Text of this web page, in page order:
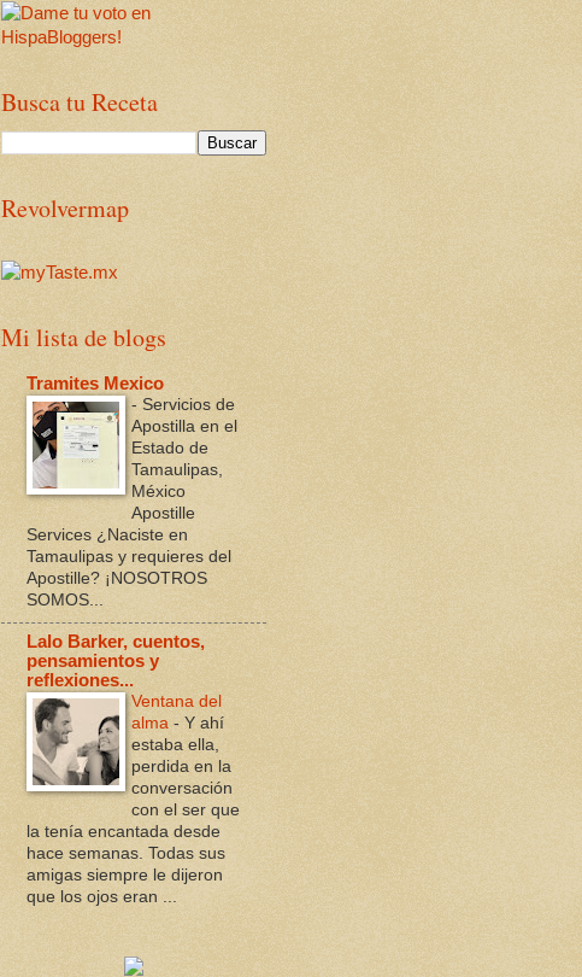
Busca tu Receta
Revolvermap
Mi lista de blogs
Tramites Mexico
- Servicios de
Apostilla en el
Estado de
Tamaulipas,
México
Apostille
Services ¿Naciste en
Tamaulipas y requieres del
Apostille? ¡NOSOTROS
SOMOS...
Lalo Barker, cuentos,
pensamientos y
reflexiones...
Ventana del
alma - Y ahí
estaba ella,
perdida en la
conversación
con el ser que
la tenía encantada desde
hace semanas. Todas sus
amigas siempre le dijeron
que los ojos eran ...